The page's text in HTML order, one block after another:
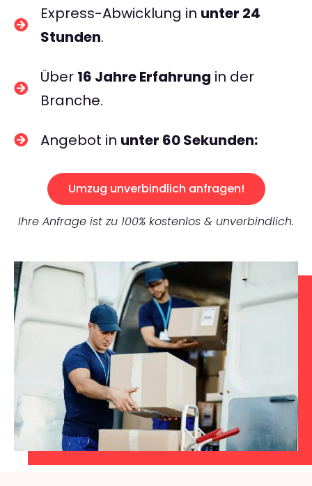
Express-Abwicklung in unter 24
Stunden.
Über 16 Jahre Erfahrung in der
Branche.
Angebot in unter 60 Sekunden:
Umzug unverbindlich anfragen!
Ihre Anfrage ist zu 100% kostenlos & unverbindlich.